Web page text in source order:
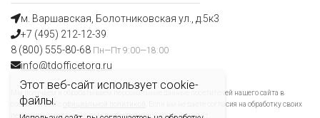
Этот веб-сайт использует cookie-
файлы.
м. Варшавская, Болотниковская ул., д.5к3
+7 (495) 212-12-39
8 (800) 555-80-68 Пн—Пт 9:00—18:00
info@tdofficetorg.ru
Мы получаем и обрабатываем персональные данные посетителей нашего сайта в
соответствии с
. Если вы не даете согласия на обработку своих
персональных данных, вам необходимо покинуть наш сайт.